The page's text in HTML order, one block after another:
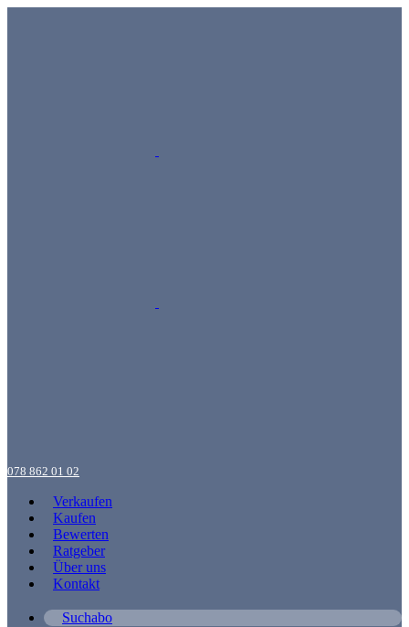
078 862 01 02
Verkaufen
Kaufen
Bewerten
Ratgeber
Über uns
Kontakt
Suchabo